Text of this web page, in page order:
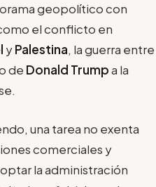
geopolítico con
el conflicto en
yPalestina, la guerra entre
de Donald Trumpa la
una tarea no exenta
comerciales y
la administración